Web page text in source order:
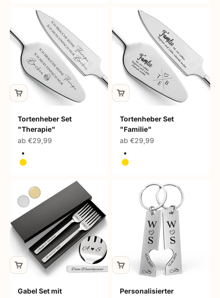
Tortenheber Set
"Therapie"
Angebot
ab €29,99
Silber
Gold
Tortenheber Set
"Familie"
Angebot
ab €29,99
Silber
Gold
Gabel Set mit
Personalisierter